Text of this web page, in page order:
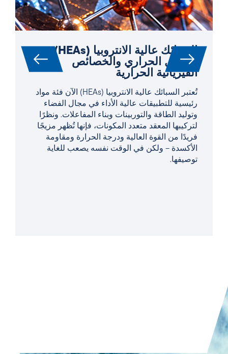
السبائك عالية الانتروبيا (HEAs):
التحليل الحراري والخصائص
الفيزيائية الحرارية
تُعتبر السبائك عالية الانتروبيا (HEAs) الآن فئة مواد
رئيسية للتطبيقات عالية الأداء في مجال الفضاء
وتوليد الطاقة والتوربينات وبناء المفاعلات. ونظرًا
لتركيبها المعقد متعدد المكونات، فإنها تُظهر مزيجًا
فريدًا من القوة العالية ودرجة الحرارة ومقاومة
الأكسدة – ولكن في الوقت نفسه يصعب للغاية
توصيفها.